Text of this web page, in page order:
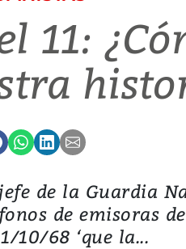
11:
de la Guardia
de emisoras
10/68 ‘que la...